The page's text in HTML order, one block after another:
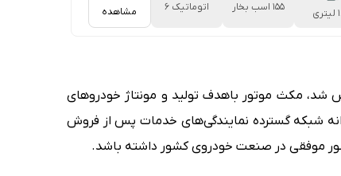
155 اسب بخار
اتوماتیک 6
مشاهده
از زیرمجموعه‌های هلدینگ ماموت و به‌طور مشخص ماموت خودرو است که در تابستان سال 1400 تأسیس شد، مکث موتور باهدف تولید و مونتاژ خودروهای
شبکه گسترده نمایندگی‌های خدمات پس از فروش
موفقی در صنعت خودروی کشور داشته باشد.